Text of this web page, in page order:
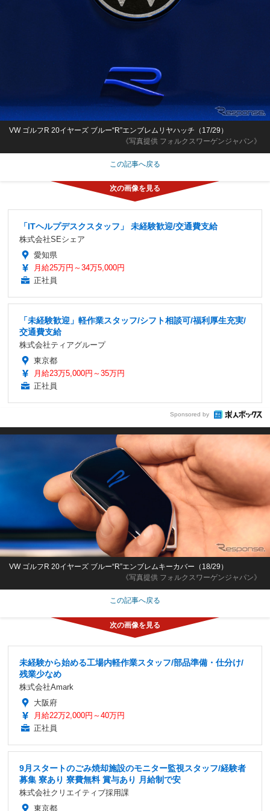
《写真提供 フォルクスワーゲンジャパン》
VW ゴルフR 20イヤーズ ブルー“R”エンブレムリヤハッチ（17/29）
この記事へ戻る
「ITヘルプデスクスタッフ」 未経験歓迎/交通費支給
株式会社SEシェア
愛知県
月給25万円～34万5,000円
正社員
「未経験歓迎」軽作業スタッフ/シフト相談可/福利厚生充実/
交通費支給
株式会社ティアグループ
東京都
月給23万5,000円～35万円
正社員
Sponsored by
《写真提供 フォルクスワーゲンジャパン》
VW ゴルフR 20イヤーズ ブルー“R”エンブレムキーカバー（18/29）
この記事へ戻る
未経験から始める工場内軽作業スタッフ/部品準備・仕分け/
残業少なめ
株式会社Amark
大阪府
月給22万2,000円～40万円
正社員
9月スタートのごみ焼却施設のモニター監視スタッフ/経験者
募集 寮あり 寮費無料 賞与あり 月給制で安
株式会社クリエイティブ採用課
東京都